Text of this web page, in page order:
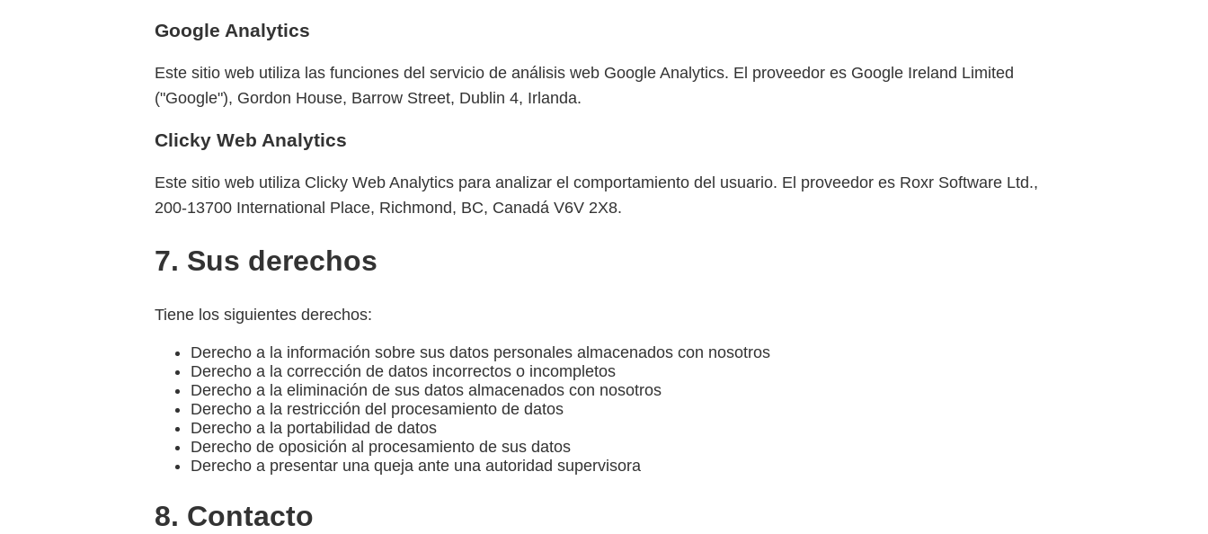
Google Analytics
Este sitio web utiliza las funciones del servicio de análisis web Google Analytics. El proveedor es Google Ireland Limited
("Google"), Gordon House, Barrow Street, Dublin 4, Irlanda.
Clicky Web Analytics
Este sitio web utiliza Clicky Web Analytics para analizar el comportamiento del usuario. El proveedor es Roxr Software Ltd.,
200-13700 International Place, Richmond, BC, Canadá V6V 2X8.
7. Sus derechos
Tiene los siguientes derechos:
Derecho a la información sobre sus datos personales almacenados con nosotros
Derecho a la corrección de datos incorrectos o incompletos
Derecho a la eliminación de sus datos almacenados con nosotros
Derecho a la restricción del procesamiento de datos
Derecho a la portabilidad de datos
Derecho de oposición al procesamiento de sus datos
Derecho a presentar una queja ante una autoridad supervisora
8. Contacto